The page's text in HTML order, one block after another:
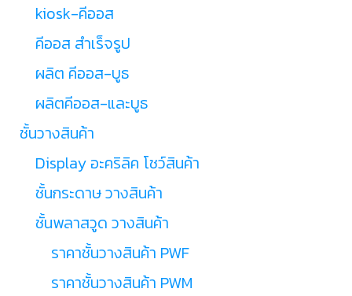
kiosk-คีออส
คีออส สำเร็จรูป
ผลิต คีออส-บูธ
ผลิตคีออส-และบูธ
ชั้นวางสินค้า
Display อะคริลิค โชว์สินค้า
ชั้นกระดาษ วางสินค้า
ชั้นพลาสวูด วางสินค้า
ราคาชั้นวางสินค้า PWF
ราคาชั้นวางสินค้า PWM